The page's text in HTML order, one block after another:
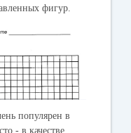
фигур.
популярен в
- в качестве